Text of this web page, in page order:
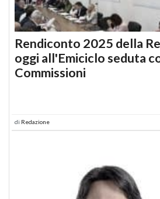
Rendiconto 2025 della
oggi all'Emiciclo seduta
Commissioni
di Redazione